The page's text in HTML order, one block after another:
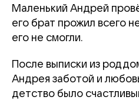
Маленький Андрей
его брат прожил всего
его не смогли.
После выписки из
Андрея заботой и
детство было